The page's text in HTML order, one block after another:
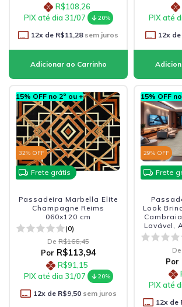
R$108,26
PIX até dia 31/07
20%
12x de R$11,28sem juros
PIX até
12x de
15% OFF no 2º ou +
32% OFF
Frete grátis
Passadeira Marbella Elite
Champagne Reims
060x120 cm
(0)
De R$166,45
Por R$113,94
R$91,15
PIX até dia 31/07
20%
12x de R$9,50sem juros
15% OFF
29% OFF
Frete
Look
Lavável,
De
Por
PIX até
12x de